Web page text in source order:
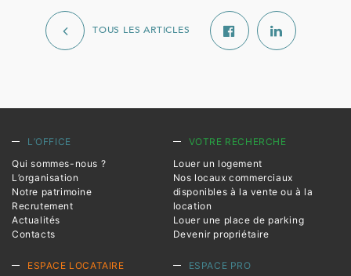
TOUS LES ARTICLES
L’OFFICE
Qui sommes-nous ?
L’organisation
Notre patrimoine
Recrutement
Actualités
Contacts
VOTRE RECHERCHE
Louer un logement
Nos locaux commerciaux
disponibles à la vente ou à la
location
Louer une place de parking
Devenir propriétaire
ESPACE LOCATAIRE ESPACE PRO